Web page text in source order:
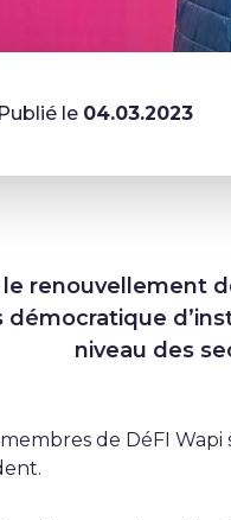
Publié le 04.03.2023
le renouvellement
démocratique
niveau des
de DéFI